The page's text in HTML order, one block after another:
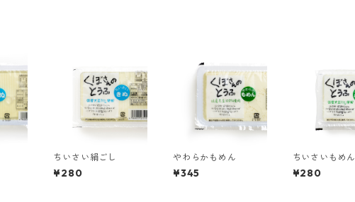
ちいさい絹ごし
¥280
やわらかもめん
¥345
ちいさいもめん
¥280